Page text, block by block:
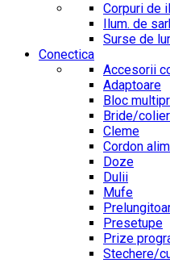
Corpuri de
Ilum. de
Surse de
Conectica
Accesorii
Adaptoare
Bloc
Bride/
Cleme
Cordon
Doze
Dulii
Mufe
Presetupe
Prize
Stechere/